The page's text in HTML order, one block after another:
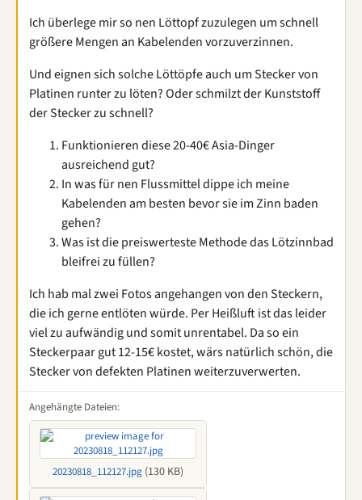
Ich überlege mir so nen Löttopf zuzulegen um schnell
größere Mengen an Kabelenden vorzuverzinnen.
Und eignen sich solche Löttöpfe auch um Stecker von
Platinen runter zu löten? Oder schmilzt der Kunststoff
der Stecker zu schnell?
Funktionieren diese 20-40€ Asia-Dinger
ausreichend gut?
In was für nen Flussmittel dippe ich meine
Kabelenden am besten bevor sie im Zinn baden
gehen?
Was ist die preiswerteste Methode das Lötzinnbad
bleifrei zu füllen?
Ich hab mal zwei Fotos angehangen von den Steckern,
die ich gerne entlöten würde. Per Heißluft ist das leider
viel zu aufwändig und somit unrentabel. Da so ein
Steckerpaar gut 12-15€ kostet, wärs natürlich schön, die
Stecker von defekten Platinen weiterzuverwerten.
Angehängte Dateien:
20230818_112127.jpg (130 KB)